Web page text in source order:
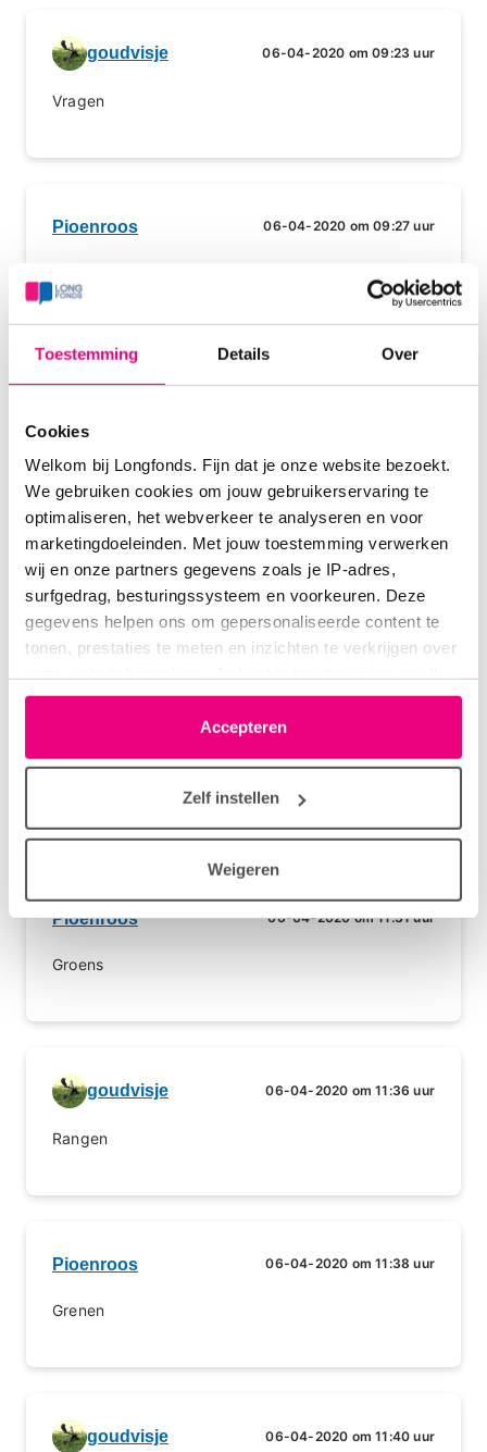
Toestemming Details Over
Cookies
Welkom bij Longfonds. Fijn dat je onze website bezoekt.
We gebruiken cookies om jouw gebruikerservaring te
optimaliseren, het webverkeer te analyseren en voor
marketingdoeleinden. Met jouw toestemming verwerken
wij en onze partners gegevens zoals je IP-adres,
surfgedrag, besturingssysteem en voorkeuren. Deze
gegevens helpen ons om gepersonaliseerde content te
tonen, prestaties te meten en inzichten te verkrijgen over
moment wijzigen of intrekken via het cookie-icoontje
linksonder elke pagina. De lijst met partners is te vinden
in het tabblad “details”.
Accepteren
Zelf instellen
Weigeren
goudvisje 06-04-2020 om 09:23 uur
Vragen
Pioenroos 06-04-2020 om 09:27 uur
Pioenroos 06-04-2020 om 10:09 uur
Gaarne
Pioenroos 06-04-2020 om 11:31 uur
Groens
goudvisje 06-04-2020 om 11:36 uur
Rangen
Pioenroos 06-04-2020 om 11:38 uur
Grenen
goudvisje 06-04-2020 om 11:40 uur